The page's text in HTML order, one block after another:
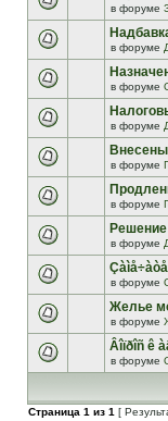
в форуме
в форуме
в форуме
в форуме
в форуме
в форуме
Решение
в форуме
в форуме
Желье
в форуме
Âîïðîñ ê
в форуме
Страница 1 из 1 [